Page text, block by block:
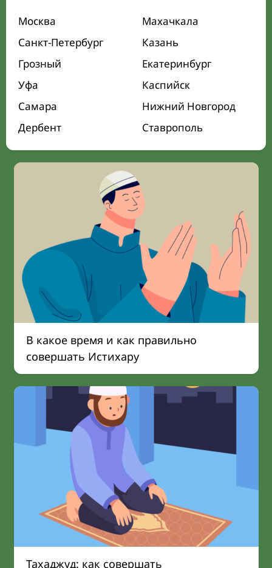
Москва
Махачкала
Санкт-Петербург
Казань
Грозный
Екатеринбург
Уфа
Каспийск
Самара
Нижний Новгород
Дербент
Ставрополь
В какое время и как правильно
совершать Истихару
Тахаджуд: как совершать